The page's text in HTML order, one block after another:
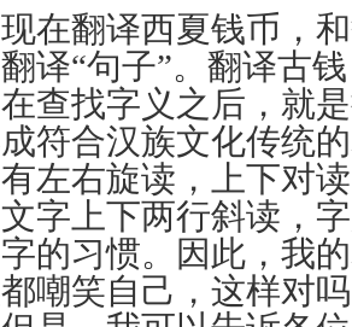
翻译西夏钱币，和
译“句子”。翻译古
查找字义之后，就
符合汉族文化传统
左右旋读，上下对
字上下两行斜读，
的习惯。因此，我
嘲笑自己，这样对